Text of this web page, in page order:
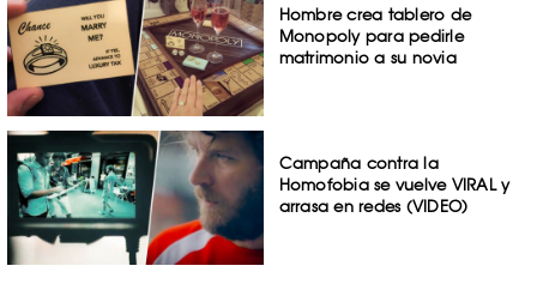
Hombre crea tablero de
Monopoly para pedirle
matrimonio a su novia
Campaña contra la
Homofobia se vuelve VIRAL y
arrasa en redes (VIDEO)